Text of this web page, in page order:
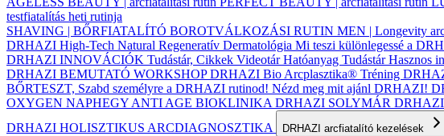
testfiatalítás heti rutinja
SHAVING | BŐRFIATALÍTÓ BOROTVÁLKOZÁSI RUTIN MEN | Longevity
DRHAZI High-Tech Natural Regeneratív Dermatológia Mi teszi különlegessé a
DRHAZI INNOVÁCIÓK Tudástár, Cikkek VideotárHatóanyag TudástárHasznos
DRHAZI BEMUTATÓ WORKSHOPDRHAZI Bio Arcplasztika® Tréning
BŐRTESZT, Szabd személyre a DRHAZI rutinod! Nézd meg mit ajánl DRHAZI!
OXYGEN NAPHEGY ANTI AGE BIOKLINIKA DRHAZI SOLYMÁR
DRHAZI HOLISZTIKUS ARCDIAGNOSZTIKA
DRHAZI arcfiatalító kezelések